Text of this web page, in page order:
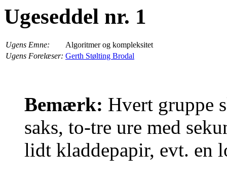
Ugeseddel nr. 1
Ugens Emne:
Algoritmer og kompleksitet
Ugens Forelæser: Gerth Stølting Brodal
Bemærk: Hvert gruppe
saks, to-tre ure med
lidt kladdepapir, evt. en